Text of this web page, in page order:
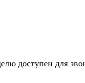
доступен для